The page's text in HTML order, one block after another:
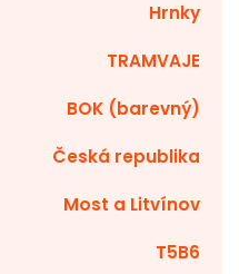
Hrnky
TRAMVAJE
BOK (barevný)
Česká republika
Most a Litvínov
T5B6